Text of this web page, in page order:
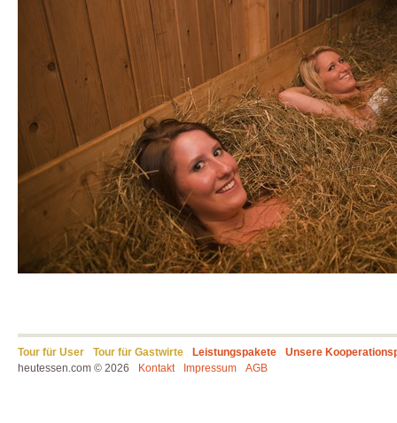
Tour für User Tour für Gastwirte Leistungspakete
Unsere
heutessen.com © 2026
Kontakt Impressum AGB